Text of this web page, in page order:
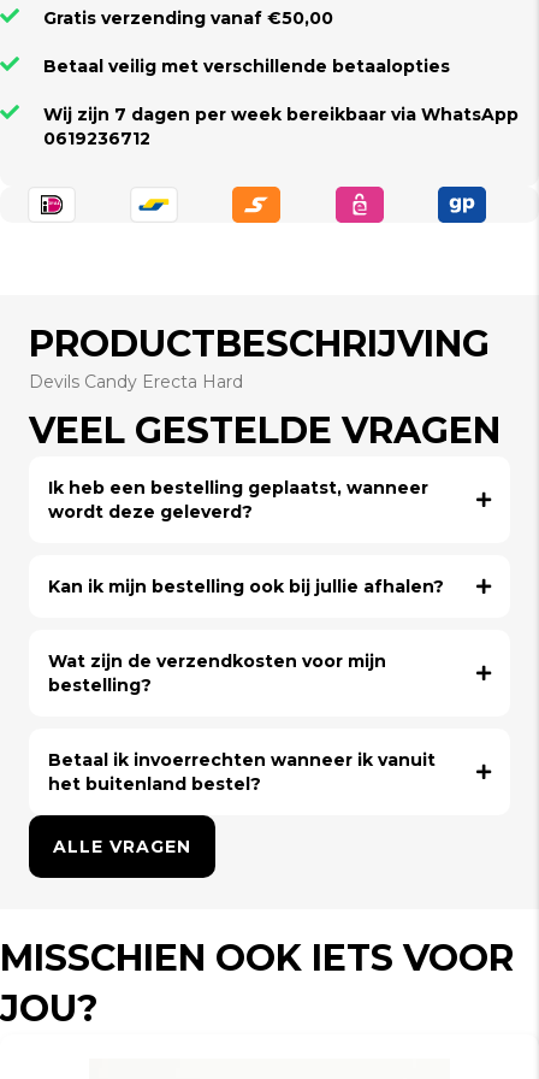
Gratis verzending vanaf €50,00
Betaal veilig met verschillende betaalopties
Wij zijn 7 dagen per week bereikbaar via WhatsApp
0619236712
PRODUCTBESCHRIJVING
Devils Candy Erecta Hard
VEEL GESTELDE VRAGEN
Ik heb een bestelling geplaatst, wanneer
wordt deze geleverd?
Kan ik mijn bestelling ook bij jullie afhalen?
Wat zijn de verzendkosten voor mijn
bestelling?
Betaal ik invoerrechten wanneer ik vanuit
het buitenland bestel?
ALLE VRAGEN
MISSCHIEN OOK IETS VOOR
JOU?